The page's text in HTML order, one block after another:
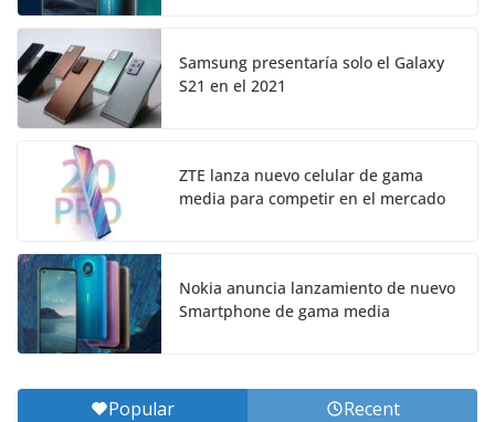
Samsung presentaría solo el Galaxy
S21 en el 2021
ZTE lanza nuevo celular de gama
media para competir en el mercado
Nokia anuncia lanzamiento de nuevo
Smartphone de gama media
Popular Recent